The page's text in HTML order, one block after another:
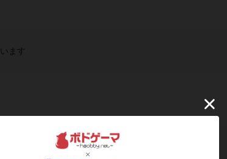
ます
ます